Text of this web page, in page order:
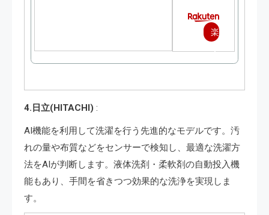
楽
天
購
4.日立(HITACHI) :
AI機能を利用して洗濯を行う先進的なモデルです。汚
れの量や布質などをセンサーで検知し、最適な洗濯方
法をAIが判断します。液体洗剤・柔軟剤の自動投入機
能もあり、手間を省きつつ効果的な洗浄を実現しま
す。